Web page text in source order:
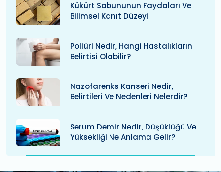
Kükürt Sabununun Faydaları Ve
Bilimsel Kanıt Düzeyi
Poliüri Nedir, Hangi Hastalıkların
Belirtisi Olabilir?
Nazofarenks Kanseri Nedir,
Belirtileri Ve Nedenleri Nelerdir?
Serum Demir Nedir, Düşüklüğü Ve
Yüksekliği Ne Anlama Gelir?